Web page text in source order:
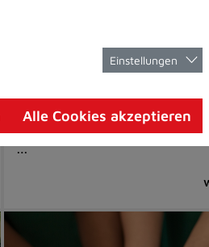
„Manege Madness“
Internationale Rock- und
und starke Acts aus der
am 17. Oktober in Lintorf
…
Einstellungen
Alle Cookies akzeptieren